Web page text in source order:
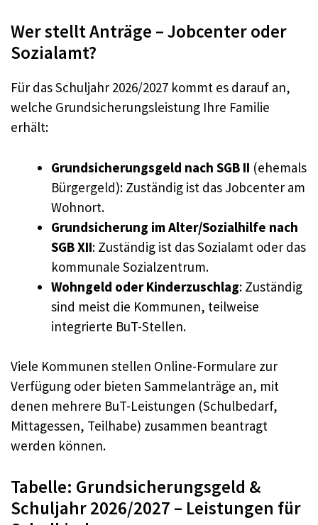
Wer stellt Anträge – Jobcenter oder
Sozialamt?
Für das Schuljahr 2026/2027 kommt es darauf an,
welche Grundsicherungsleistung Ihre Familie
erhält:
Grundsicherungsgeld nach SGB II (ehemals
Bürgergeld): Zuständig ist das Jobcenter am
Wohnort.
Grundsicherung im Alter/Sozialhilfe nach
SGB XII: Zuständig ist das Sozialamt oder das
kommunale Sozialzentrum.
Wohngeld oder Kinderzuschlag: Zuständig
sind meist die Kommunen, teilweise
integrierte BuT-Stellen.
Viele Kommunen stellen Online-Formulare zur
Verfügung oder bieten Sammelanträge an, mit
denen mehrere BuT-Leistungen (Schulbedarf,
Mittagessen, Teilhabe) zusammen beantragt
werden können.
Tabelle: Grundsicherungsgeld &
Schuljahr 2026/2027 – Leistungen für